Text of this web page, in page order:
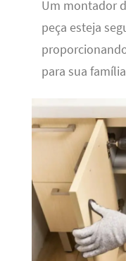
Um montador
peça esteja
para sua